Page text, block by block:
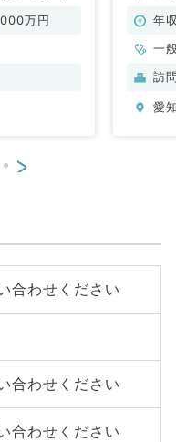
万円
年
一
科
訪
愛
>
合わせください
合わせください
合わせください